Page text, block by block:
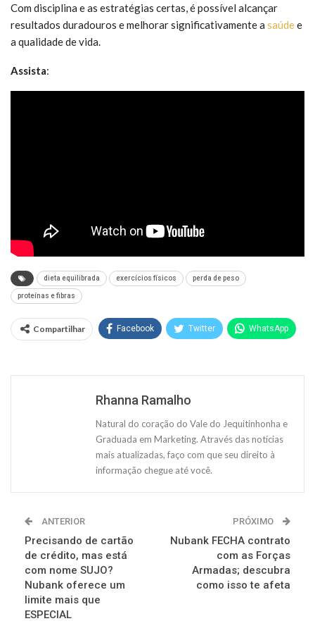
Com disciplina e as estratégias certas, é possível alcançar
resultados duradouros e melhorar significativamente a saúdee
a qualidade de vida.
Assista:
dieta equilibrada exercícios físicos perda de peso
proteínas e fibras
Compartilhar Facebook Twitter WhatsApp
Rhanna Ramalho
Natural do coração do Vale do Jequitinhonha e
Graduada em Marketing. Através das notícias
mais atualizadas, faço com que seu direito à
informação chegue até você.
ANTERIOR
Precisando de cartão
de crédito, mas está
com nome SUJO?
Nubank oferece um
limite mais que
ESPECIAL
PRÓXIMO
Nubank FECHA contrato
com as Forças
Armadas; descubra
como isso te afeta